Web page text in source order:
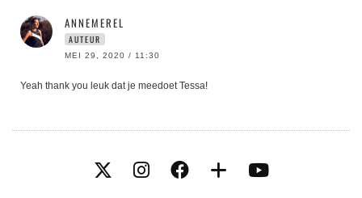
ANNEMEREL
AUTEUR
MEI 29, 2020 / 11:30
Yeah thank you leuk dat je meedoet Tessa!